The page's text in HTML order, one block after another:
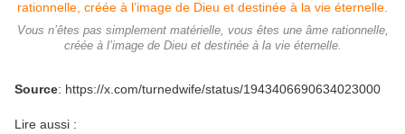
Vous n’êtes pas simplement matérielle, vous êtes une âme rationnelle,
créée à l’image de Dieu et destinée à la vie éternelle.
Source: https://x.com/turnedwife/status/1943406690634023000
Lire aussi :